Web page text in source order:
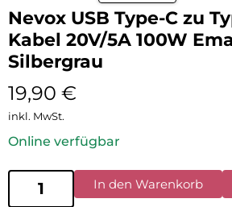
Nevox USB Type-C zu
Kabel 20V/5A 100W
Silbergrau
19,90 €
inkl. MwSt.
Online verfügbar
In den Warenkorb